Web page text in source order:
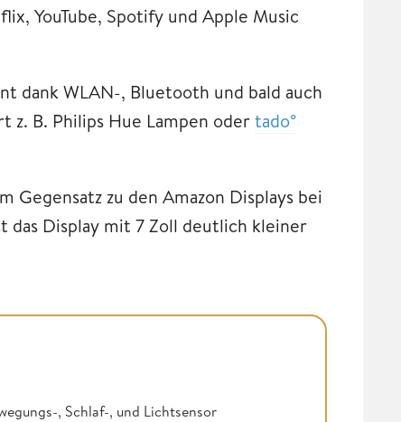
YouTube, Spotify und Apple Music
dank WLAN-, Bluetooth und bald auch
B. Philips Hue Lampen odertado°
zu den Amazon Displays bei
das Display mit 7 Zoll deutlich kleiner
, Schlaf-, und Lichtsensor